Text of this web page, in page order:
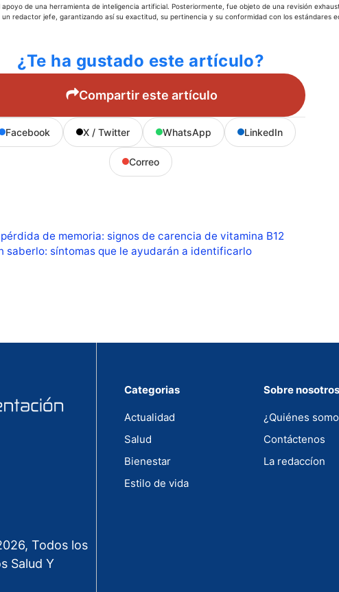
de una herramienta de inteligencia artificial. Posteriormente, fue objeto de una revisión
redactor jefe, garantizando así su exactitud, su pertinencia y su conformidad con los estándares
¿Te ha gustado este artículo?
Compartir este artículo
Facebook X / Twitter WhatsApp LinkedIn
Correo
de memoria: signos de carencia de vitamina B12
saberlo: síntomas que le ayudarán a identificarlo
Categorias
Actualidad
Salud
Bienestar
Estilo de vida
Sobre nosotros
¿Quiénes
Contáctenos
La redaccíon
Todos los
Salud Y